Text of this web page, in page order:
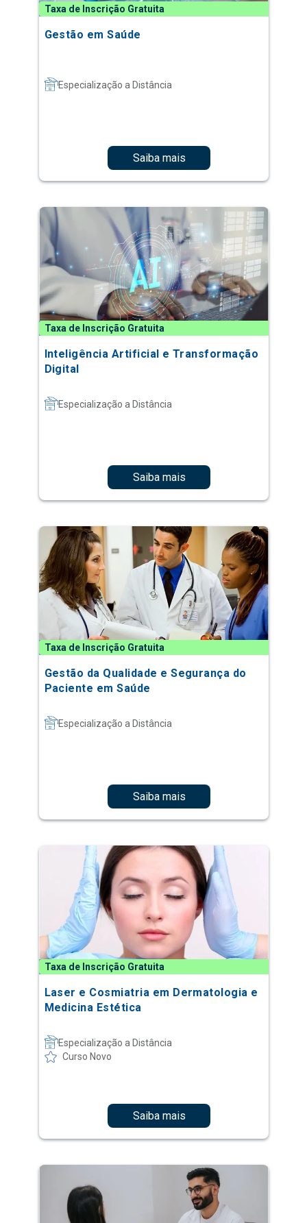
Taxa de Inscrição Gratuita
Gestão em Saúde
Especialização a Distância
Saiba mais
Taxa de Inscrição Gratuita
Inteligência Artificial e Transformação
Digital
Especialização a Distância
Saiba mais
Taxa de Inscrição Gratuita
Gestão da Qualidade e Segurança do
Paciente em Saúde
Especialização a Distância
Saiba mais
Taxa de Inscrição Gratuita
Laser e Cosmiatria em Dermatologia e
Medicina Estética
Especialização a Distância
Curso Novo
Saiba mais